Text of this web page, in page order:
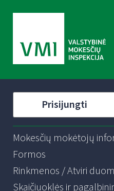
Prisijungti
Mokesčių mokėtojų
Formos
Rinkmenos / Atviri
Skaičiuoklės ir